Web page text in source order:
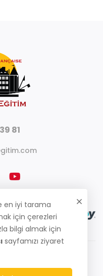
81
en iyi tarama
için çerezleri
bilgi almak için
sayfamızı ziyaret